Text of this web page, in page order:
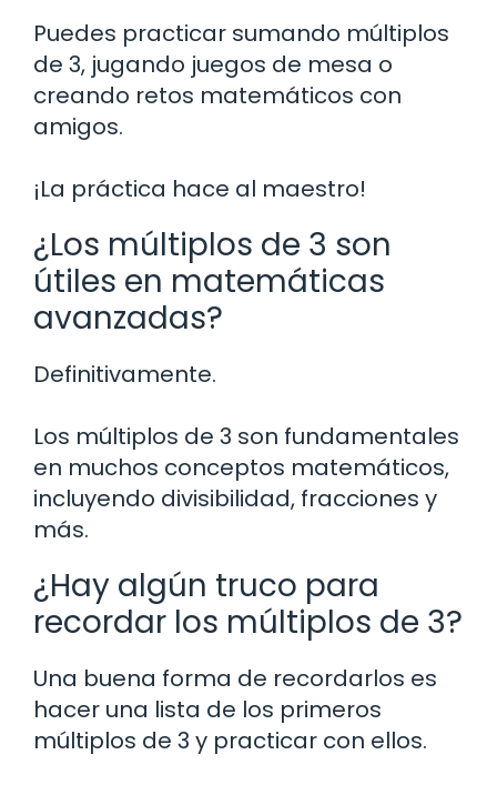
Puedes practicar sumando múltiplos
de 3, jugando juegos de mesa o
creando retos matemáticos con
amigos.
¡La práctica hace al maestro!
¿Los múltiplos de 3 son
útiles en matemáticas
avanzadas?
Definitivamente.
Los múltiplos de 3 son fundamentales
en muchos conceptos matemáticos,
incluyendo divisibilidad, fracciones y
más.
¿Hay algún truco para
recordar los múltiplos de 3?
Una buena forma de recordarlos es
hacer una lista de los primeros
múltiplos de 3 y practicar con ellos.